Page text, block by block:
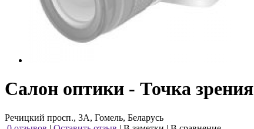
Салон оптики - Точка зрения
Речицкий просп., 3А, Гомель, Беларусь